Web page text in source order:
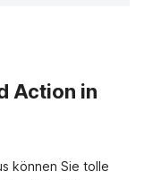
Action in
können Sie tolle